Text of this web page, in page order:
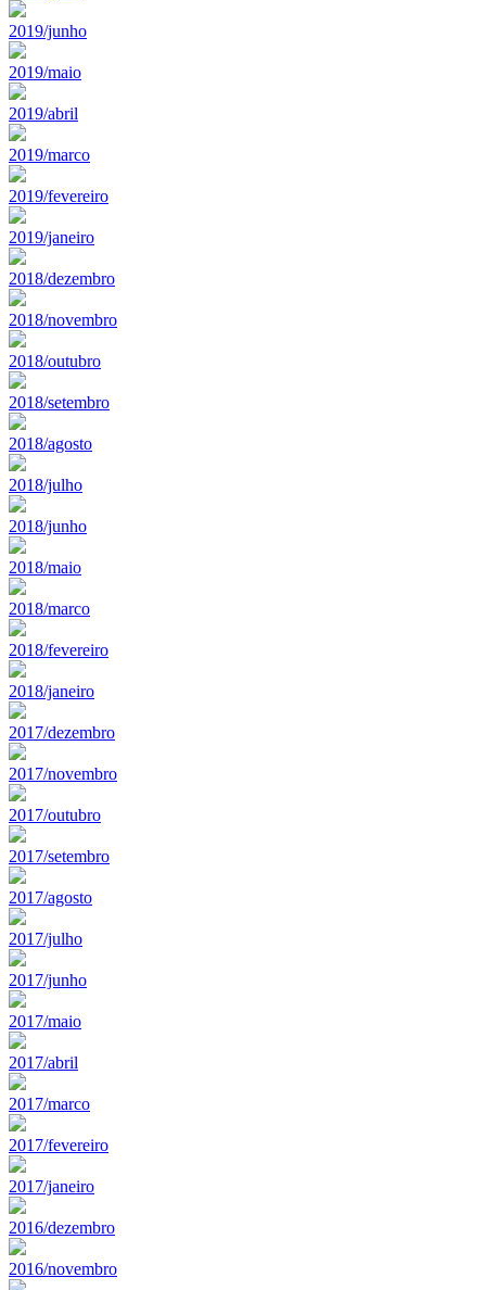
2019/junho
2019/maio
2019/abril
2019/marco
2019/fevereiro
2019/janeiro
2018/dezembro
2018/novembro
2018/outubro
2018/setembro
2018/agosto
2018/julho
2018/junho
2018/maio
2018/marco
2018/fevereiro
2018/janeiro
2017/dezembro
2017/novembro
2017/outubro
2017/setembro
2017/agosto
2017/julho
2017/junho
2017/maio
2017/abril
2017/marco
2017/fevereiro
2017/janeiro
2016/dezembro
2016/novembro